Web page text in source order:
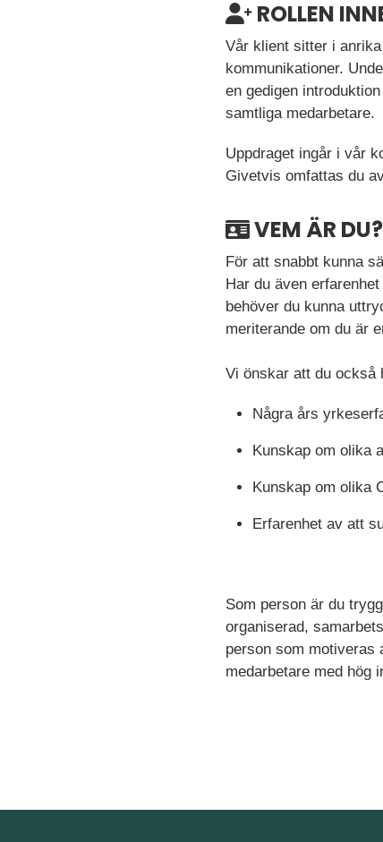
ROLLEN
Vår klient sitter i
kommunikationer.
en gedigen
samtliga medarbetare.
Uppdraget ingår i vår
Givetvis omfattas du
VEM ÄR DU?
För att snabbt kunna
Har du även
behöver du kunna
meriterande om du är
Vi önskar att du också
Några års
Kunskap om olika
Kunskap om olika
Erfarenhet av att
Som person är du
organiserad,
person som
medarbetare med hög